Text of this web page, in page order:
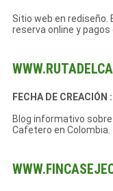
Sitio web en rediseño.
reserva online y pagos
FECHA DE
Blog informativo
Cafetero en Colombia.